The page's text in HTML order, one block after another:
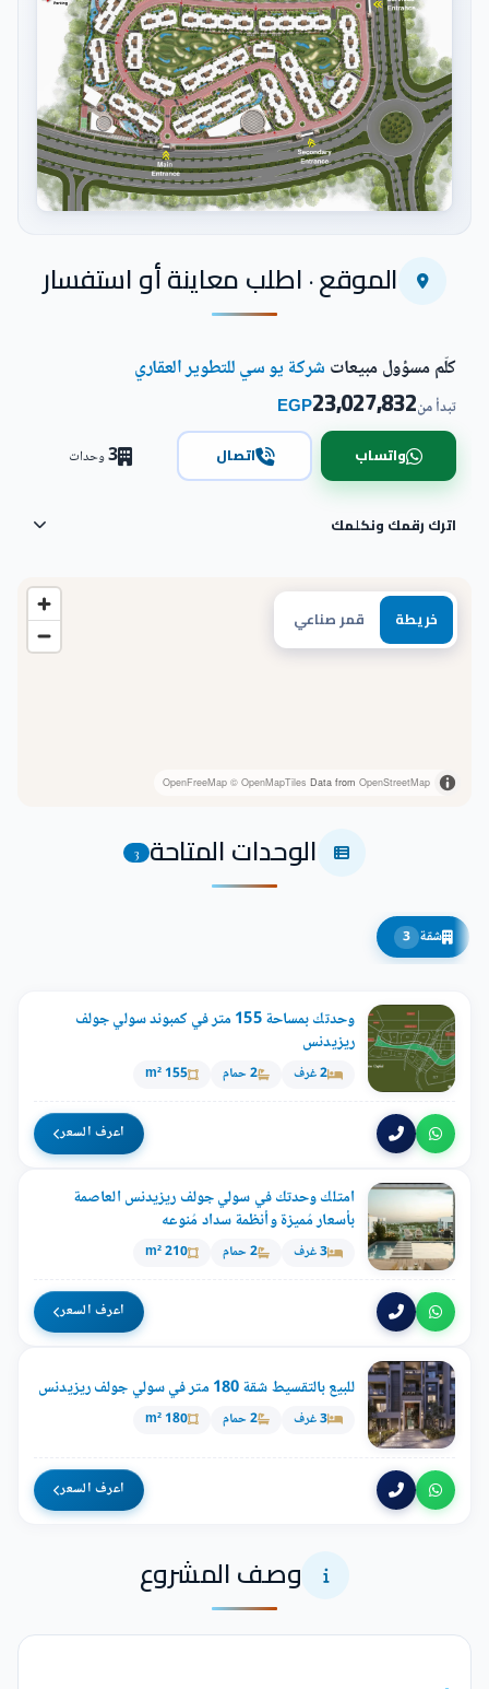
اضغط للتكبيرالموقع · اطلب معاينة أو استفسار
خريطة قمر صناعي
OpenFreeMap © OpenMapTiles Data from OpenStreetMap
كلّم مسؤول مبيعات شركة يو سي للتطوير العقاري
تبدأ من23,027,832
EGP
واتساب اتصال 3وحدات
اترك رقمك ونكلمك
الوحدات المتاحة 3
شقة 3
وحدتك بمساحة 155 متر في كمبوند سولي جولف
ريزيدنس
2 غرف 2 حمام 155 m²
اعرف السعر
امتلك وحدتك في سولي جولف ريزيدنس العاصمة
بأسعار مُميزة وأنظمة سداد مُنوعه
3 غرف 2 حمام 210 m²
اعرف السعر
للبيع بالتقسيط شقة 180 متر في سولي جولف ريزيدنس
3 غرف 2 حمام 180 m²
اعرف السعر
وصف المشروع